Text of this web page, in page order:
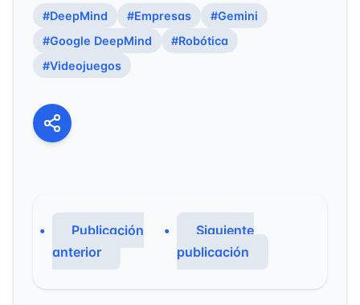
#DeepMind #Empresas
#Gemini
#Google DeepMind
#Robótica
#Videojuegos
Publicación
anterior
Siguiente
publicación